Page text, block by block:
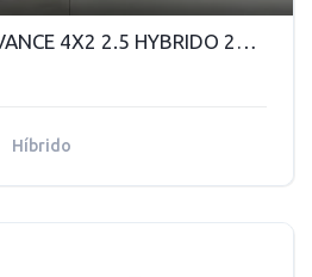
Híbrido